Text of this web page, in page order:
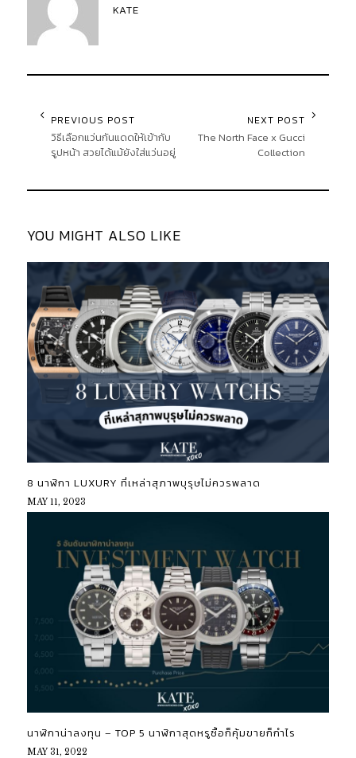
KATE
PREVIOUS POST
วิธีเลือกแว่นกันแดดให้เข้ากับ
รูปหน้า สวยได้แม้ยังใส่แว่นอยู่
NEXT POST
The North Face x Gucci
Collection
YOU MIGHT ALSO LIKE
8 นาฬิกา LUXURY ที่เหล่าสุภาพบุรุษไม่ควรพลาด
MAY 11, 2023
นาฬิกาน่าลงทุน – TOP 5 นาฬิกาสุดหรูซื้อก็คุ้มขายก็กำไร
MAY 31, 2022